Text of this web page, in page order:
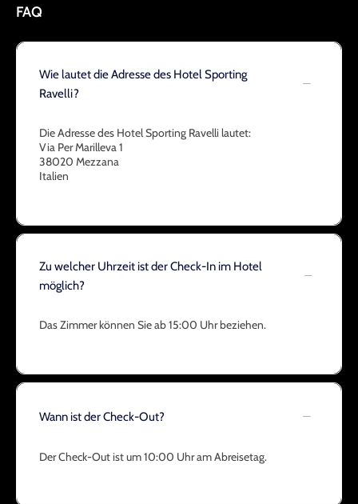
FAQ
Wie lautet die Adresse des Hotel Sporting
Ravelli?
Die Adresse des Hotel Sporting Ravelli lautet:
Via Per Marilleva 1
38020 Mezzana
Italien
Zu welcher Uhrzeit ist der Check-In im Hotel
möglich?
Das Zimmer können Sie ab 15:00 Uhr beziehen.
Wann ist der Check-Out?
Der Check-Out ist um 10:00 Uhr am Abreisetag.